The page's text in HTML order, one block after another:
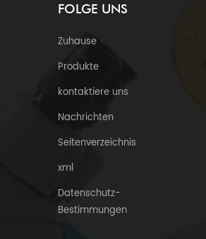
FOLGE UNS
Zuhause
Produkte
kontaktiere uns
Nachrichten
Seitenverzeichnis
xml
Datenschutz-
Bestimmungen